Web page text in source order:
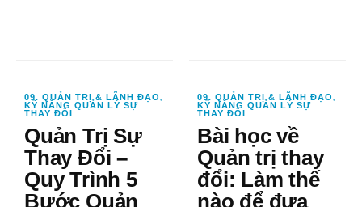
09. QUẢN TRỊ & LÃNH ĐẠO ,
KỸ NĂNG QUẢN LÝ SỰ
THAY ĐỔI
Quản Trị Sự
Thay Đổi –
Quy Trình 5
Bước Quản
09. QUẢN TRỊ & LÃNH ĐẠO ,
KỸ NĂNG QUẢN LÝ SỰ
THAY ĐỔI
Bài học về
Quản trị thay
đổi: Làm thế
nào để đưa